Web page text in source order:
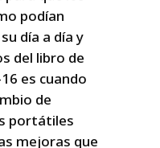
podían
día a día y
del libro de
es cuando
de
portátiles
mejoras que